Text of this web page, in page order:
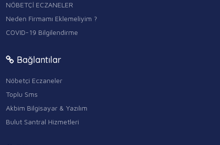
NÖBETÇİ ECZANELER
Neden Firmamı Eklemeliyim ?
COVID-19 Bilgilendirme
Bağlantılar
Nöbetçi Eczaneler
Toplu Sms
Akbim Bilgisayar & Yazılım
Bulut Santral Hizmetleri